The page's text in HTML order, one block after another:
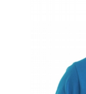
Afrika T Shirts
Akbash Hunde